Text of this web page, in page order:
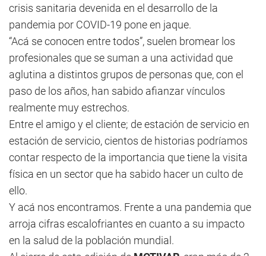
crisis sanitaria devenida en el desarrollo de la
pandemia por COVID-19 pone en jaque.
“Acá se conocen entre todos”, suelen bromear los
profesionales que se suman a una actividad que
aglutina a distintos grupos de personas que, con el
paso de los años, han sabido afianzar vínculos
realmente muy estrechos.
Entre el amigo y el cliente; de estación de servicio en
estación de servicio, cientos de historias podríamos
contar respecto de la importancia que tiene la visita
física en un sector que ha sabido hacer un culto de
ello.
Y acá nos encontramos. Frente a una pandemia que
arroja cifras escalofriantes en cuanto a su impacto
en la salud de la población mundial.